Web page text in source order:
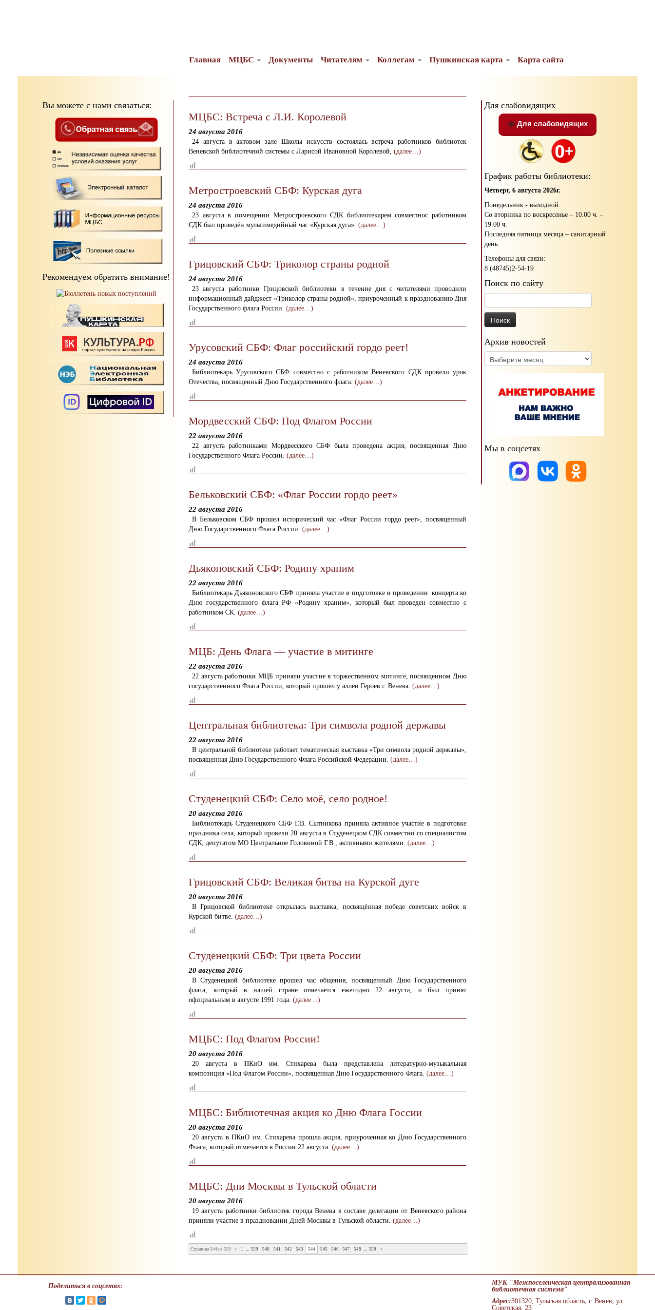
Главная МЦБС Документы Читателям Коллегам Пушкинская карта Карта сайта
Вы можете с нами связаться:
Рекомендуем обратить внимание!
МЦБС: Встреча с Л.И. Королевой
24 августа 2016
24 августа в актовом зале Школы искусств состоялась встреча работников библиотек
Веневской библиотечной системы с Ларисой Ивановной Королевой, (далее…)
Метростроевский СБФ: Курская дуга
24 августа 2016
23 августа в помещении Метростроевского СДК библиотекарем совместнос работником
СДК был проведён мультимедийный час «Курская дуга». (далее…)
Грицовский СБФ: Триколор страны родной
24 августа 2016
23 августа работники Грицовской библиотеки в течение дня с читателями проводили
информационный дайджест «Триколор страны родной», приуроченный к празднованию Дня
Государственного флага России. (далее…)
Урусовский СБФ: Флаг российский гордо реет!
24 августа 2016
Библиотекарь Урусовского СБФ совместно с работником Веневского СДК провели урок
Отечества, посвященный Дню Государственного флага. (далее…)
Мордвесский СБФ: Под Флагом России
22 августа 2016
22 августа работниками Мордвесского СБФ была проведена акция, посвященная Дню
Государственного Флага России. (далее…)
Бельковский СБФ: «Флаг России гордо реет»
22 августа 2016
В Бельковском СБФ прошел исторический час «Флаг России гордо реет», посвященный
Дню Государственного Флага России. (далее…)
Дьяконовский СБФ: Родину храним
22 августа 2016
Библиотекарь Дьяконовского СБФ приняла участие в подготовке и проведении концерта ко
Дню государственного флага РФ «Родину храним», который был проведен совместно с
работником СК. (далее…)
МЦБ: День Флага — участие в митинге
22 августа 2016
22 августа работники МЦБ приняли участие в торжественном митинге, посвященном Дню
государственного Флага России, который прошел у аллеи Героев г. Венева. (далее…)
Центральная библиотека: Три символа родной державы
22 августа 2016
В центральной библиотеке работает тематическая выставка «Три символа родной державы»,
посвященная Дню Государственного Флага Российской Федерации. (далее…)
Студенецкий СБФ: Село моё, село родное!
20 августа 2016
Библиотекарь Студенецкого СБФ Г.В. Сытникова приняла активное участие в подготовке
праздника села, который провели 20 августа в Студенецком СДК совместно со специалистом
СДК, депутатом МО Центральное Головиной Г.В., активными жителями. (далее…)
Грицовский СБФ: Великая битва на Курской дуге
20 августа 2016
В Грицовской библиотеке открылась выставка, посвящённая победе советских войск в
Курской битве. (далее…)
Студенецкий СБФ: Три цвета России
20 августа 2016
В Студенецкой библиотеке прошел час общения, посвященный Дню Государственного
флага, который в нашей стране отмечается ежегодно 22 августа, и был принят
официальным в августе 1991 года. (далее…)
МЦБС: Под Флагом России!
20 августа 2016
20 августа в ПКиО им. Стихарева была представлена литературно-музыкальная
композиция «Под Флагом России», посвященная Дню Государственного Флага. (далее…)
МЦБС: Библиотечная акция ко Дню Флага Госсии
20 августа 2016
20 августа в ПКиО им. Стихарева прошла акция, приуроченная ко Дню Государственного
Флага, который отмечается в России 22 августа. (далее…)
МЦБС: Дни Москвы в Тульской области
20 августа 2016
19 августа работники библиотек города Венева в составе делегации от Веневского района
приняли участие в праздновании Дней Москвы в Тульской области. (далее…)
Страница 544 из 550 < 1 ... 539 540 541 542 543 544 545 546 547 548 ... 550 >
Для слабовидящих
Для слабовидящих
График работы библиотеки:
Четверг, 6 августа 2026г.
Понедельник - выходной
Со вторника по воскресенье – 10.00 ч. –
19.00 ч.
Последняя пятница месяца – санитарный
день
Телефоны для связи:
8 (48745)2-54-19
Поиск по сайту
Архив новостей
Архив
новостей
Мы в соцсетях
Поделиться в соцсетях:
МУК "Межпоселенческая централизованная
библиотечная система"
Адрес:301320, Тульская область, г. Венев, ул.
Советская, 23